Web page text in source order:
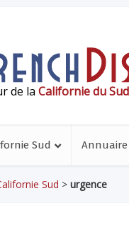
de la Californie du Sud
Sud Annuaire
Sud > urgence